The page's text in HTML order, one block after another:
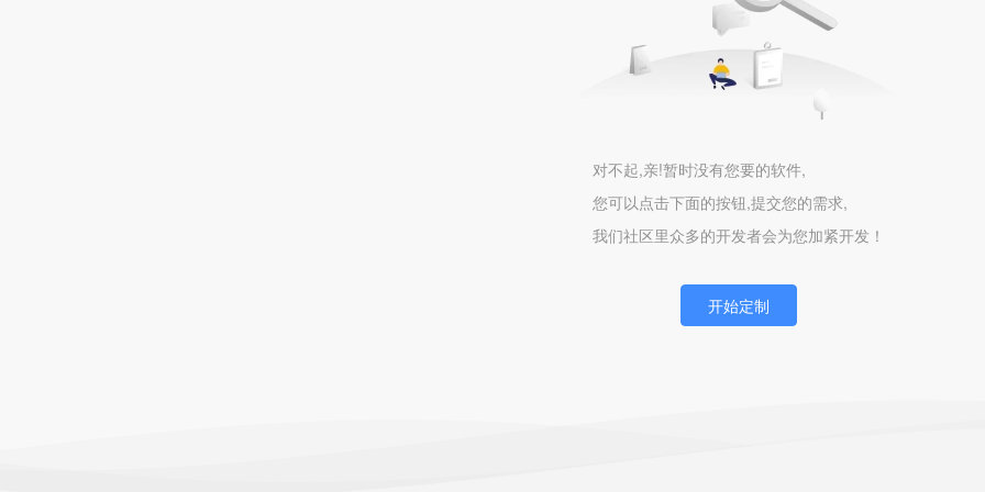
对不起,亲!暂时没有您要的软件,
您可以点击下面的按钮,提交您的需求,
我们社区里众多的开发者会为您加紧开发！
开始定制